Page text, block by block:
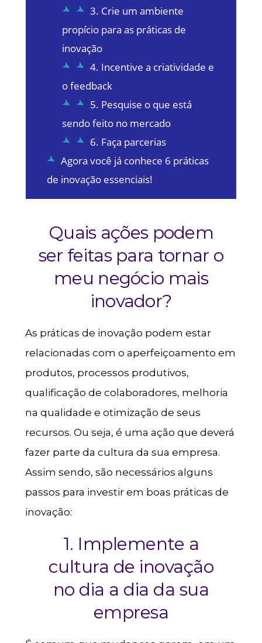
3. Crie um ambiente
propício para as práticas de
inovação
4. Incentive a criatividade e
o feedback
5. Pesquise o que está
sendo feito no mercado
6. Faça parcerias
Agora você já conhece 6 práticas
de inovação essenciais!
Quais ações podem
ser feitas para tornar o
meu negócio mais
inovador?
As práticas de inovação podem estar
relacionadas com o aperfeiçoamento em
produtos, processos produtivos,
qualificação de colaboradores, melhoria
na qualidade e otimização de seus
recursos. Ou seja, é uma ação que deverá
fazer parte da cultura da sua empresa.
Assim sendo, são necessários alguns
passos para investir em boas práticas de
inovação:
1. Implemente a
cultura de inovação
no dia a dia da sua
empresa